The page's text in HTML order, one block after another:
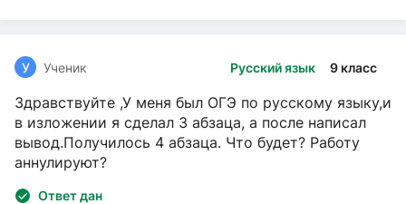
Русский язык 9 класс
У Ученик
Здравствуйте ,У меня был ОГЭ по русскому языку,и
в изложении я сделал 3 абзаца, а после написал
вывод.Получилось 4 абзаца. Что будет? Работу
аннулируют?
Ответ дан